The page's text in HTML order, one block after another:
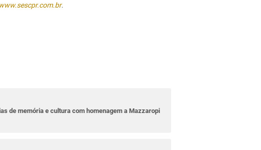
www.sescpr.com.br.
de memória e cultura com homenagem a Mazzaropi